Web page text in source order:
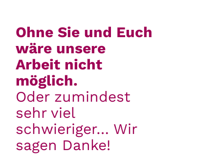
Ohne Sie und Euch
wäre unsere
Arbeit nicht
möglich.
Oder zumindest
sehr viel
schwieriger… Wir
sagen Danke!